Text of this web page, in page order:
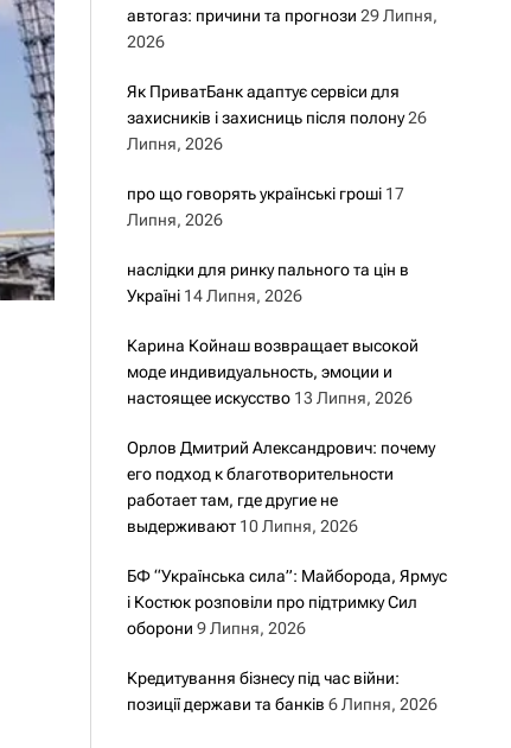
автогаз: причини та прогнози 29 Липня,
2026
Як ПриватБанк адаптує сервіси для
захисників і захисниць після полону 26
Липня, 2026
про що говорять українські гроші 17
Липня, 2026
наслідки для ринку пального та цін в
Україні 14 Липня, 2026
Карина Койнаш возвращает высокой
моде индивидуальность, эмоции и
настоящее искусство 13 Липня, 2026
Орлов Дмитрий Александрович: почему
его подход к благотворительности
работает там, где другие не
выдерживают 10 Липня, 2026
БФ “Українська сила”: Майборода, Ярмус
і Костюк розповіли про підтримку Сил
оборони 9 Липня, 2026
Кредитування бізнесу під час війни:
позиції держави та банків 6 Липня, 2026